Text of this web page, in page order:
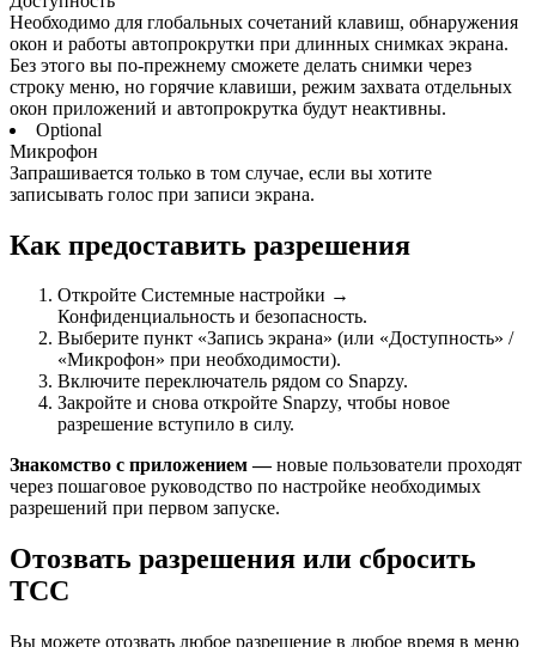
Необходимо для глобальных сочетаний клавиш, обнаружения
окон и работы автопрокрутки при длинных снимках экрана.
Без этого вы по-прежнему сможете делать снимки через
строку меню, но горячие клавиши, режим захвата отдельных
окон приложений и автопрокрутка будут неактивны.
Optional
Микрофон
Запрашивается только в том случае, если вы хотите
записывать голос при записи экрана.
Как предоставить разрешения
Откройте Системные настройки →
Конфиденциальность и безопасность.
Выберите пункт «Запись экрана» (или «Доступность» /
«Микрофон» при необходимости).
Включите переключатель рядом со Snapzy.
Закройте и снова откройте Snapzy, чтобы новое
разрешение вступило в силу.
Знакомство с приложением —новые пользователи проходят
через пошаговое руководство по настройке необходимых
разрешений при первом запуске.
Отозвать разрешения или сбросить
TCC
Вы можете отозвать любое разрешение в любое время в меню